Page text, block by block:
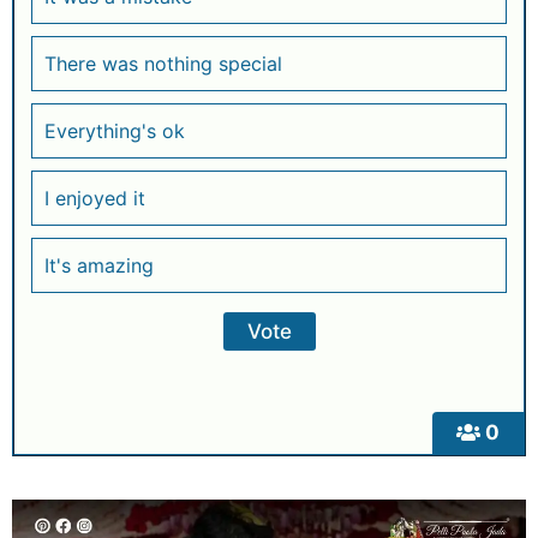
0
There was nothing special
Everything's ok
I enjoyed it
It's amazing